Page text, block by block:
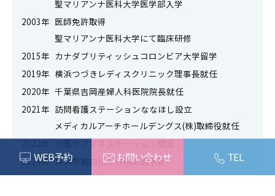
聖マリアンナ医科大学医学部入学
2003年 医師免許取得
聖マリアンナ医科大学にて臨床研修
2015年 カナダブリティッシュコロンビア大学留学
2019年 横浜つづきレディスクリニック理事長就任
2020年 千葉県吉岡産婦人科医院院長就任
2021年 訪問看護ステーションななほし設立
メディカルアーチホールデングス(株)取締役就任
2024年 横浜市関内にて分院新設予定
WEB予約 お問い合わせ TEL